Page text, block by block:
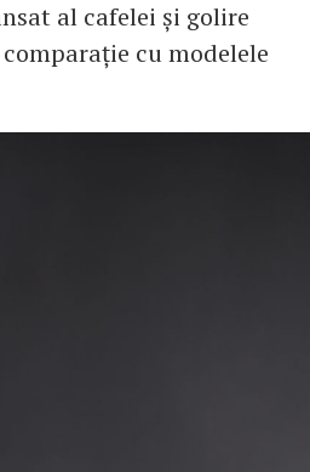
al cafelei și golire
cu modelele